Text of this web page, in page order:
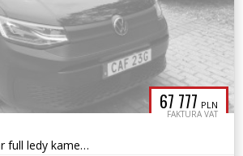
67 777 PLN
FAKTURA VAT
1.5 tsi automat radar full ledy kamera Navi pod. Fotele full serwis